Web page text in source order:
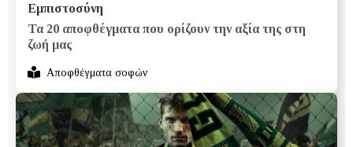
Εμπιστοσύνη
Τα 20 αποφθέγματα που ορίζουν την αξία της στη
ζωή μας
Αποφθέγματα σοφών